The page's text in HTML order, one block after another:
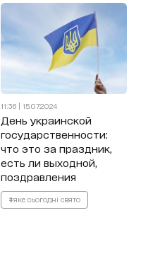
11:36 | 15.07.2024
День украинской
государственности:
что это за праздник,
есть ли выходной,
поздравления
#яке сьогодні свято